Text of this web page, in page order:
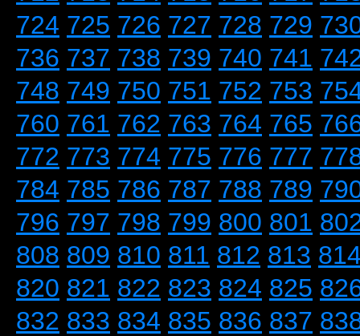
724 725 726 727 728 729
736 737 738 739 740 741
748 749 750 751 752 753
760 761 762 763 764 765
772 773 774 775 776 777
784 785 786 787 788 789
796 797 798 799 800 801
808 809 810 811 812 813
820 821 822 823 824 825
832 833 834 835 836 837